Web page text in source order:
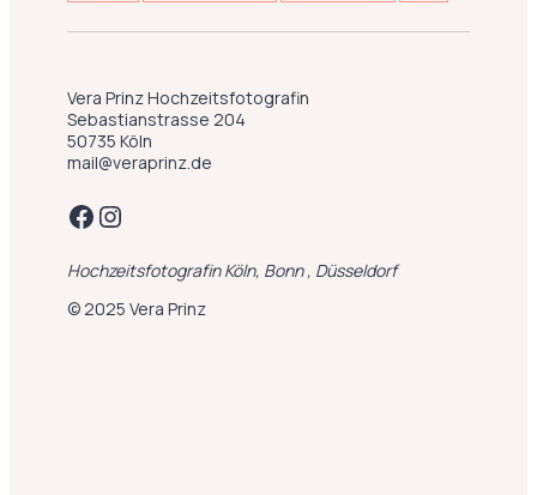
Vera Prinz Hochzeitsfotografin
Sebastianstrasse 204
50735 Köln
mail@veraprinz.de
Facebook
Instagram
Hochzeitsfotografin Köln, Bonn , Düsseldorf
© 2025 Vera Prinz